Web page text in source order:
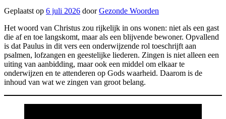
Geplaatst op 6 juli 2026 doorGezonde Woorden
Het woord van Christus zou rijkelijk in ons wonen: niet als een gast
die af en toe langskomt, maar als een blijvende bewoner. Opvallend
is dat Paulus in dit vers een onderwijzende rol toeschrijft aan
psalmen, lofzangen en geestelijke liederen. Zingen is niet alleen een
uiting van aanbidding, maar ook een middel om elkaar te
onderwijzen en te attenderen op Gods waarheid. Daarom is de
inhoud van wat we zingen van groot belang.